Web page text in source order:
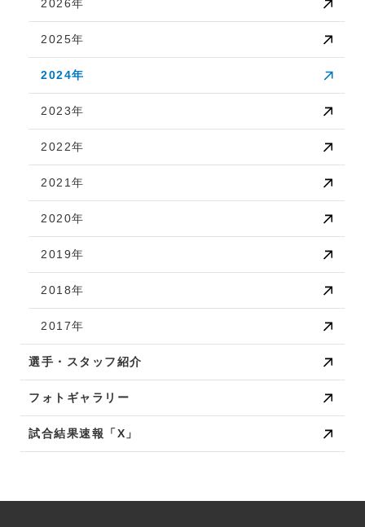
2026年
2025年
2024年
2023年
2022年
2021年
2020年
2019年
2018年
2017年
選手・スタッフ紹介
フォトギャラリー
試合結果速報「X」